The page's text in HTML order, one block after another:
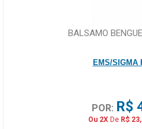
BALSAMO
EMS/SIGMA
POR: R$
Ou 2XDe R$